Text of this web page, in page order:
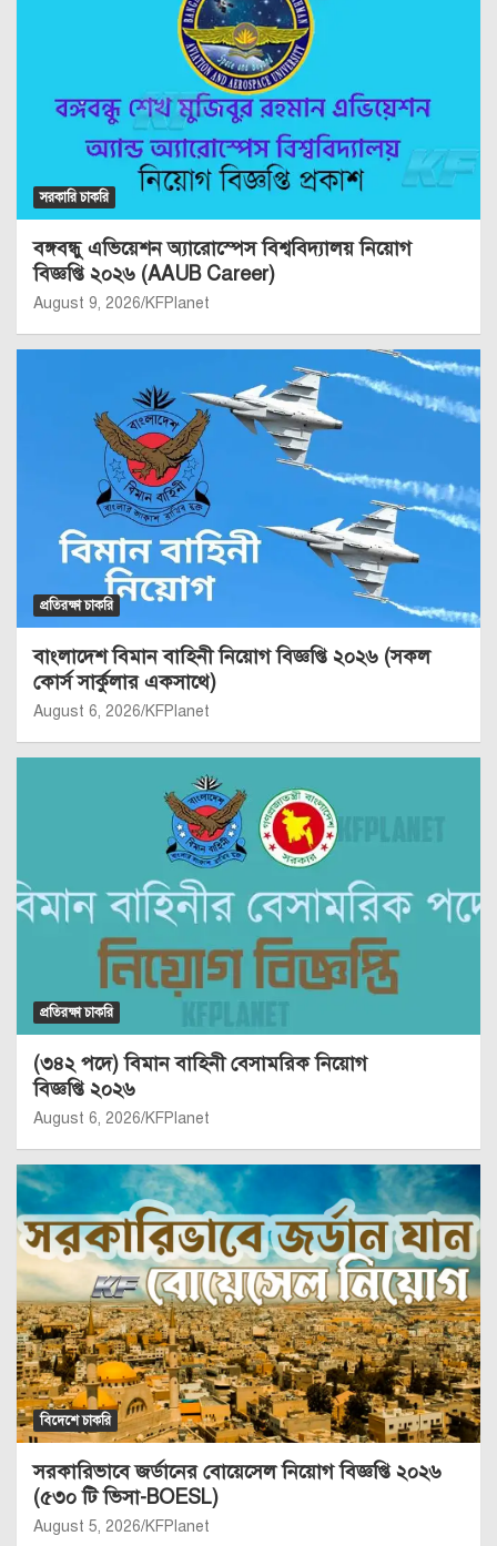
সরকারি চাকরি
বঙ্গবন্ধু এভিয়েশন অ্যারোস্পেস বিশ্ববিদ্যালয় নিয়োগ
বিজ্ঞপ্তি ২০২৬ (AAUB Career)
August 9, 2026 KFPlanet
প্রতিরক্ষা চাকরি
বাংলাদেশ বিমান বাহিনী নিয়োগ বিজ্ঞপ্তি ২০২৬ (সকল
কোর্স সার্কুলার একসাথে)
August 6, 2026 KFPlanet
প্রতিরক্ষা চাকরি
(৩৪২ পদে) বিমান বাহিনী বেসামরিক নিয়োগ
বিজ্ঞপ্তি ২০২৬
August 6, 2026 KFPlanet
বিদেশে চাকরি
সরকারিভাবে জর্ডানের বোয়েসেল নিয়োগ বিজ্ঞপ্তি ২০২৬
(৫৩০ টি ভিসা-BOESL)
August 5, 2026 KFPlanet